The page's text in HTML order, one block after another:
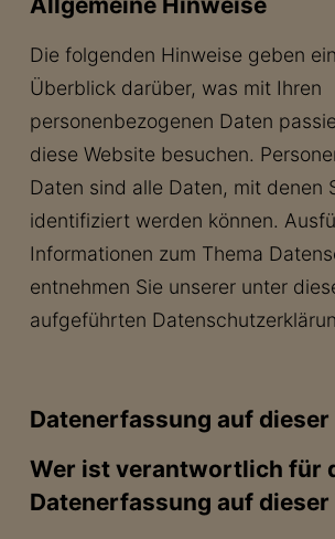
Die folgenden Hinweise geben
Überblick darüber, was mit Ihren
personenbezogenen Daten
diese Website besuchen.
Daten sind alle Daten, mit denen
identifiziert werden können.
Informationen zum Thema
entnehmen Sie unserer unter
aufgeführten
Datenerfassung auf
Wer ist verantwortlich für
Datenerfassung auf dieser